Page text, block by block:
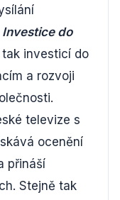
Investice do
investicí do
a rozvoji
televize s
ocenění
přináší
Stejně tak